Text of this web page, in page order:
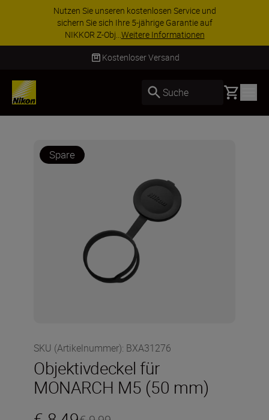
Nutzen Sie unseren kostenlosen Service und
sichern Sie sich Ihre 5-jährige Garantie auf
NIKKOR Z-Obj...Weitere Informationen
Kostenloser Versand
Suche Basket
Spare
SKU (Artikelnummer): BXA31276
Objektivdeckel für
MONARCH M5 (50 mm)